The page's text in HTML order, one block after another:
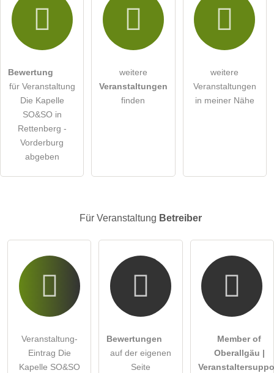
Hiermit akzeptiere ich die .
Die Datenschutzerklärunghabe ich zur Kenntnis genommen.
Hinweis:Bitte beachten Sie, öffentliche Fragen sindfür alle
Besucher sichtbar
Klicken Sie hier um eine
Veranstaltung-Eintrag zu stellen
Bewertung
für Veranstaltung
Die Kapelle
SO&SO in
Rettenberg -
Vorderburg
abgeben
weitere
Veranstaltungen
finden
weitere
Veranstaltungen
in meiner Nähe
Für Veranstaltung Betreiber
Veranstaltung-
Eintrag Die
Kapelle SO&SO
Bewertungen
auf der eigenen
Seite
Member of
Oberallgäu |